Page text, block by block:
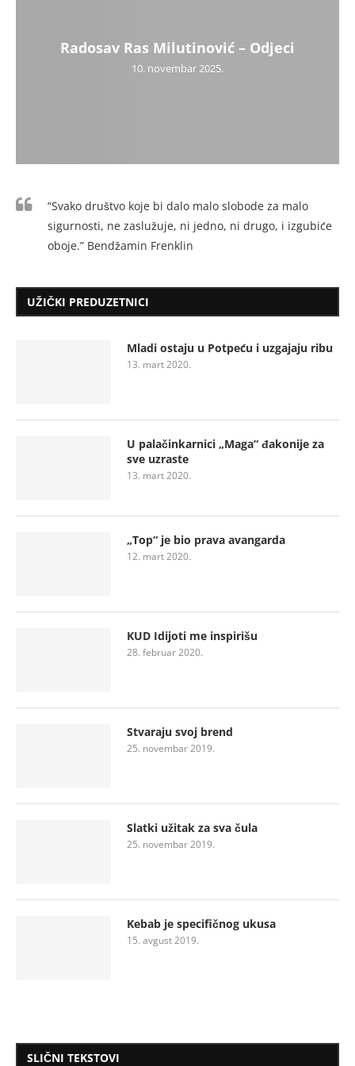
Radosav Ras Milutinović – Odjeci
10. novembar 2025.
“Svako društvo koje bi dalo malo slobode za malo
sigurnosti, ne zaslužuje, ni jedno, ni drugo, i izgubiće
oboje.” Bendžamin Frenklin
UŽIČKI PREDUZETNICI
Mladi ostaju u Potpeću i uzgajaju ribu
13. mart 2020.
U palačinkarnici „Maga“ đakonije za
sve uzraste
13. mart 2020.
„Top“ je bio prava avangarda
12. mart 2020.
KUD Idijoti me inspirišu
28. februar 2020.
Stvaraju svoj brend
25. novembar 2019.
Slatki užitak za sva čula
25. novembar 2019.
Kebab je specifičnog ukusa
15. avgust 2019.
SLIČNI TEKSTOVI